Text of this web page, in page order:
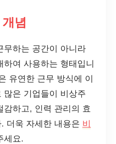
념
무하는 공간이 아니라
여 사용하는 형태입니
유연한 근무 방식에 이
많은 기업들이 비상주
감하고, 인력 관리의 효
더욱 자세한 내용은 비
세요.